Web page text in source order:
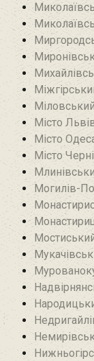
Місто
Місто
Місто
Могилів-